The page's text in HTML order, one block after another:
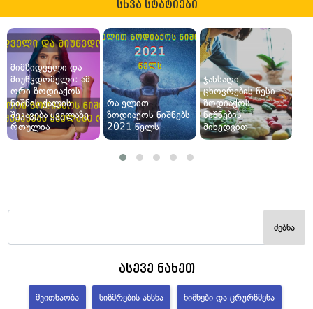
სხვა სტატიები
მიმზიდველი და
მიუწვდომელი: ამ
ორი ზოდიაქოს
ნიშნის ქალის
შეკავება ყველაზე
რთულია
რა ელით
ზოდიაქოს ნიშნებს
2021 წელს
ჯანსაღი
ცხოვრების წესი
ზოდიაქოს
ნიშნების
მიხედვით
ძებნა
ასევე ნახეთ
ᲛᲙᲘᲗᲮᲐᲝᲑᲐ ᲡᲘᲖᲛᲠᲔᲑᲘᲡ ᲐᲮᲡᲜᲐ ᲜᲘᲨᲜᲔᲑᲘ ᲓᲐ ᲪᲠᲣᲠᲬᲛᲔᲜᲐ